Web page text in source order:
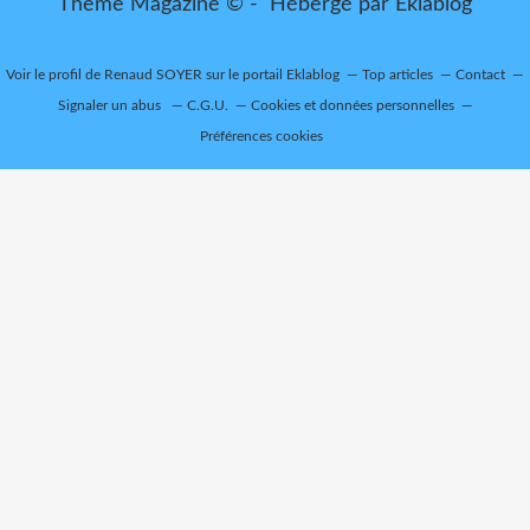
Thème Magazine © - Hébergé par Eklablog
Voir le profil de Renaud SOYER sur le portail Eklablog Top articles Contact
Signaler un abus C.G.U. Cookies et données personnelles
Préférences cookies